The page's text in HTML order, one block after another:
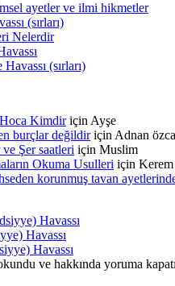
ayetler ve ilmi hikmetler
(sırları)
Nelerdir
(sırları)
Kimdiriçin Ayşe
burçlar değildiriçin Adnan
Şer saatleri için Muslim
Okuma Usulleri için Kerem
korunmuş tavan
Havassı
Havassı
Havassı
ve hakkında yoruma